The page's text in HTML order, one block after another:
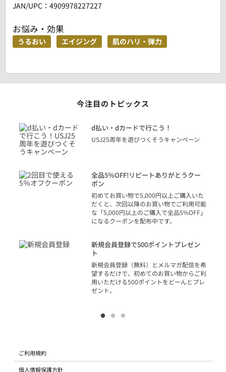
JAN/UPC：4909978227227
お悩み・効果
うるおい エイジング 肌のハリ・弾力
今注目のトピックス
d払い・dカードで行こう！
USJ25周年を遊びつくそうキャンペーン
全品5％OFF!リピートありがとうクー
ポン
初めてお買い物で5,000円以上ご購入いた
だくと、次回以降のお買い物でご利用可能
な「5,000円以上のご購入で全品5%OFF」
になるクーポンを配布中です。
新規会員登録で500ポイントプレゼン
ト
新規会員登録（無料）とメルマガ配信を希
望するだけで、初めてのお買い物からご利
用いただける500ポイントをどーんとプレ
ゼント。
ご利用規約
個人情報保護方針